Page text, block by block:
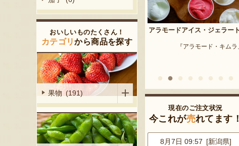
おいしいものたくさん！
カテゴリから商品を探す
果物 (191)
アラモードアイス・ジェラート
『アラモード・キムラ』
予約注文：新潟産 枝豆・茶豆
現在のご注文状況
今これが売れてます！
8月7日 09:57 [新潟県] 8月7日 09:44 [新潟県]